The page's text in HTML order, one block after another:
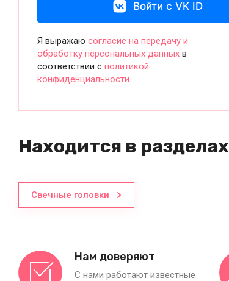
Войти с VK ID
Я выражаю согласие на передачу и
обработку персональных данных в
соответствии с политикой
конфиденциальности
Находится в разделах
Свечные головки
Нам доверяют
С нами работают известные